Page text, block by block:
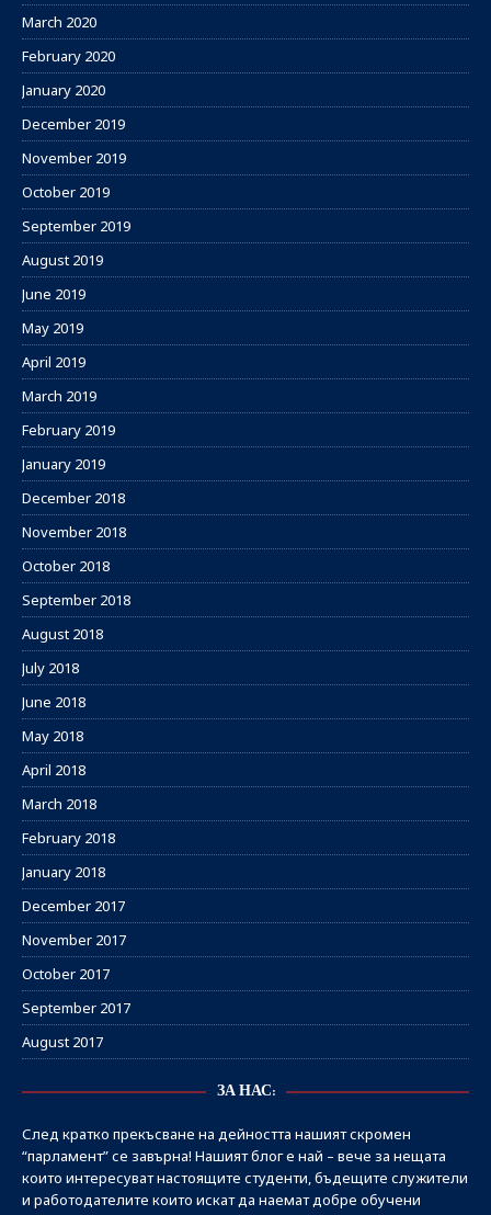
March 2020
February 2020
January 2020
December 2019
November 2019
October 2019
September 2019
August 2019
June 2019
May 2019
April 2019
March 2019
February 2019
January 2019
December 2018
November 2018
October 2018
September 2018
August 2018
July 2018
June 2018
May 2018
April 2018
March 2018
February 2018
January 2018
December 2017
November 2017
October 2017
September 2017
August 2017
ЗА НАС:
След кратко прекъсване на дейността нашият скромен
“парламент” се завърна! Нашият блог е най – вече за нещата
които интересуват настоящите студенти, бъдещите служители
и работодателите които искат да наемат добре обучени